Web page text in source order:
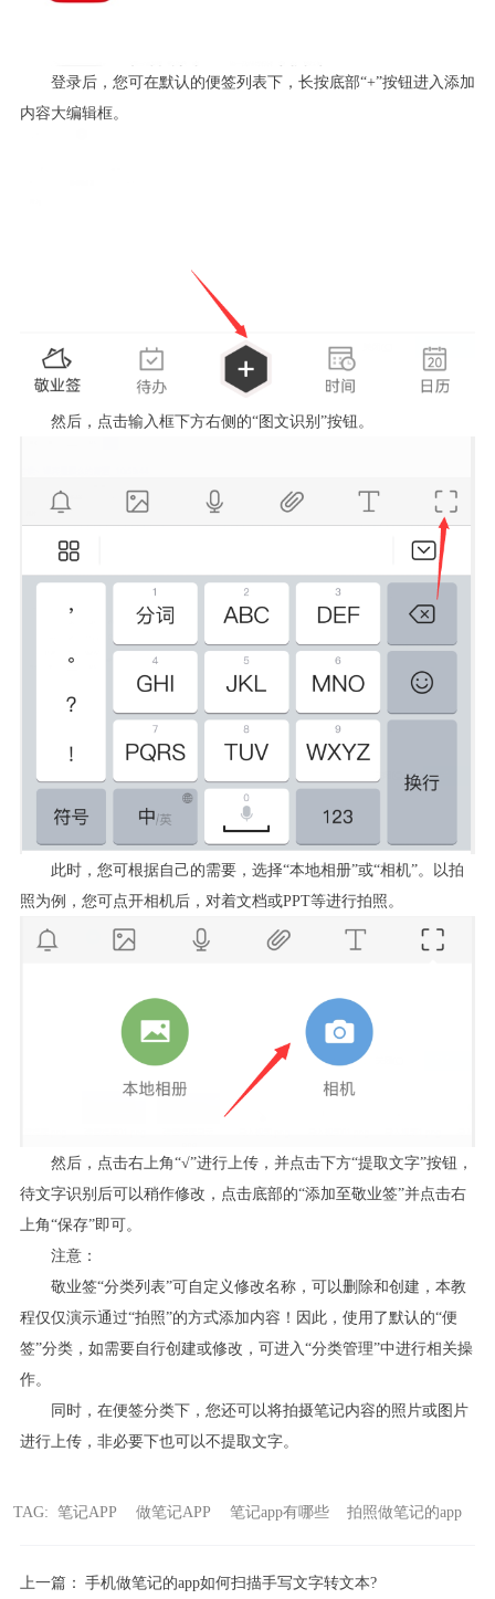
登录后，您可在默认的便签列表下，长按底部“+”按钮进入添加
内容大编辑框。
然后，点击输入框下方右侧的“图文识别”按钮。
此时，您可根据自己的需要，选择“本地相册”或“相机”。以拍
照为例，您可点开相机后，对着文档或PPT等进行拍照。
然后，点击右上角“√”进行上传，并点击下方“提取文字”按钮，
待文字识别后可以稍作修改，点击底部的“添加至敬业签”并点击右
上角“保存”即可。
注意：
敬业签“分类列表”可自定义修改名称，可以删除和创建，本教
程仅仅演示通过“拍照”的方式添加内容！因此，使用了默认的“便
签”分类，如需要自行创建或修改，可进入“分类管理”中进行相关操
作。
同时，在便签分类下，您还可以将拍摄笔记内容的照片或图片
进行上传，非必要下也可以不提取文字。
TAG: 笔记APP 做笔记APP 笔记app有哪些 拍照做笔记的app
上一篇： 手机做笔记的app如何扫描手写文字转文本?